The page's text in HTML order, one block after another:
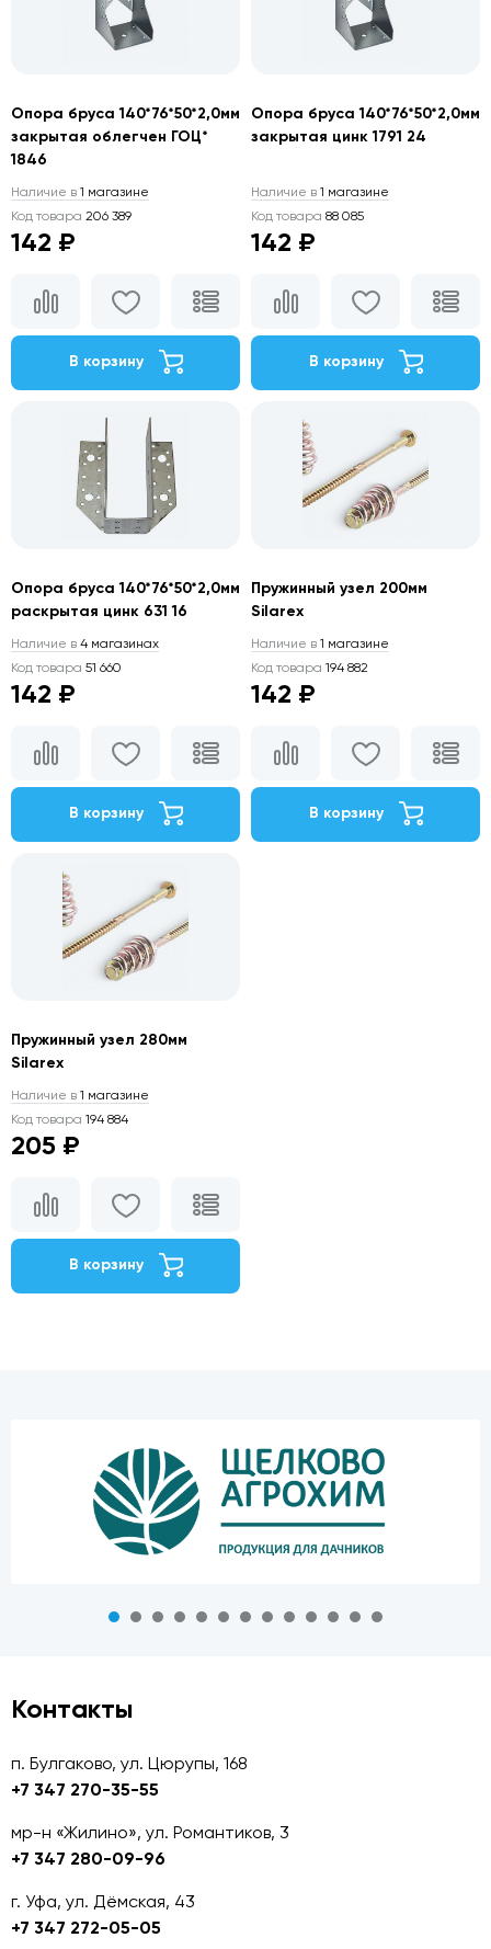
Опора бруса 140*76*50*2,0мм
закрытая облегчен ГОЦ*
1846
Наличие в 1 магазине
Код товара 206 389
142 ₽
В корзину
Опора бруса 140*76*50*2,0мм
закрытая цинк 1791 24
Наличие в 1 магазине
Код товара 88 085
142 ₽
В корзину
Опора бруса 140*76*50*2,0мм
раскрытая цинк 631 16
Наличие в 4 магазинах
Код товара 51 660
142 ₽
В корзину
Пружинный узел 200мм
Silarex
Наличие в 1 магазине
Код товара 194 882
142 ₽
В корзину
Пружинный узел 280мм
Silarex
Наличие в 1 магазине
Код товара 194 884
205 ₽
В корзину
Контакты
п. Булгаково, ул. Цюрупы, 168
+7 347 270-35-55
мр-н «Жилино», ул. Романтиков, 3
+7 347 280-09-96
г. Уфа, ул. Дёмская, 43
+7 347 272-05-05